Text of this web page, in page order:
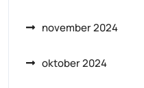
november 2024
oktober 2024